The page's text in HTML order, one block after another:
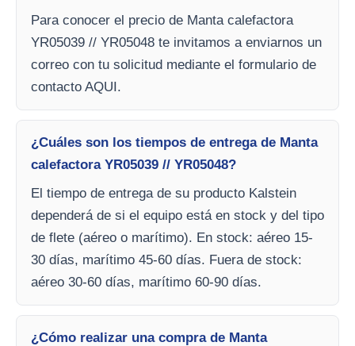
Para conocer el precio de Manta calefactora
YR05039 // YR05048 te invitamos a enviarnos un
correo con tu solicitud mediante el formulario de
contacto AQUI.
¿Cuáles son los tiempos de entrega de Manta
calefactora YR05039 // YR05048?
El tiempo de entrega de su producto Kalstein
dependerá de si el equipo está en stock y del tipo
de flete (aéreo o marítimo). En stock: aéreo 15-
30 días, marítimo 45-60 días. Fuera de stock:
aéreo 30-60 días, marítimo 60-90 días.
¿Cómo realizar una compra de Manta